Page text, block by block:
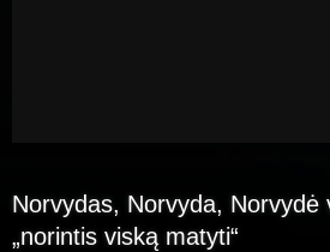
Norvydas, Norvyda,
„norintis viską matyti“